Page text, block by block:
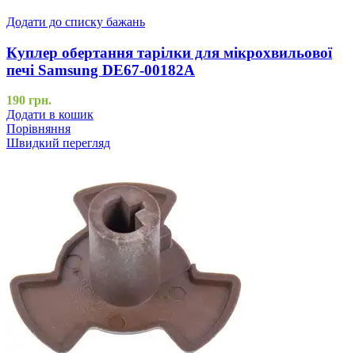
Додати до списку бажань
Куплер обертання тарілки для мікрохвильової
печі Samsung DE67-00182A
190 грн.
Додати в кошик
Порівняння
Швидкий перегляд